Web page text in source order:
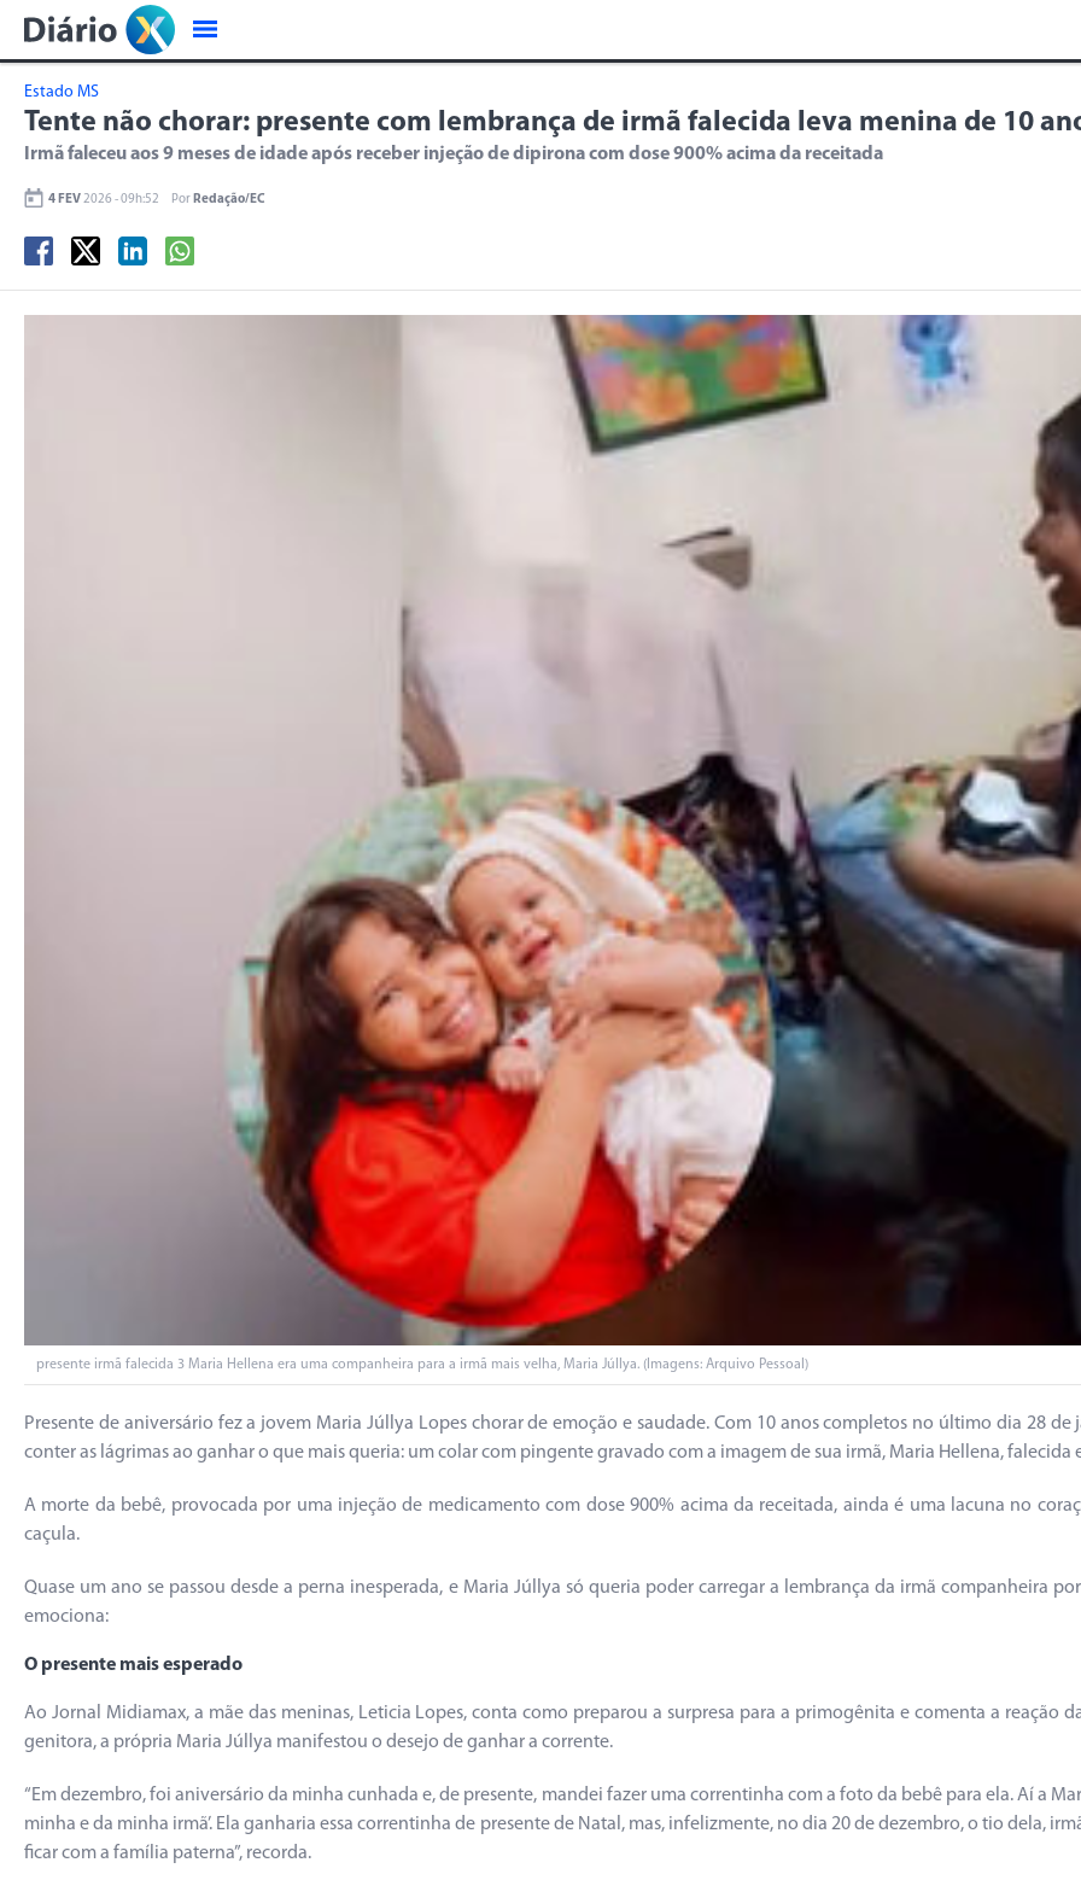
Estado MS
Tente não chorar: presente com lembrança de irmã falecida leva menina de 10
Irmã faleceu aos 9 meses de idade após receber injeção de dipirona com dose 900% acima da receitada
4 FEV2026 - 09h:52 Por Redação/EC
presente irmã falecida 3 Maria Hellena era uma companheira para a irmã mais velha, Maria Júllya. (Imagens: Arquivo Pessoal)
Presente de aniversário fez a jovem Maria Júllya Lopes chorar de emoção e saudade. Com 10 anos completos no último dia 28
conter as lágrimas ao ganhar o que mais queria: um colar com pingente gravado com a imagem de sua irmã, Maria Hellena, falecida
A morte da bebê, provocada por uma injeção de medicamento com dose 900% acima da receitada, ainda é uma lacuna no
caçula.
Quase um ano se passou desde a perna inesperada, e Maria Júllya só queria poder carregar a lembrança da irmã companheira
emociona:
O presente mais esperado
Ao Jornal Midiamax, a mãe das meninas, Leticia Lopes, conta como preparou a surpresa para a primogênita e comenta a reação
genitora, a própria Maria Júllya manifestou o desejo de ganhar a corrente.
“Em dezembro, foi aniversário da minha cunhada e, de presente, mandei fazer uma correntinha com a foto da bebê para ela. Aí a
minha e da minha irmã’. Ela ganharia essa correntinha de presente de Natal, mas, infelizmente, no dia 20 de dezembro, o tio dela,
ficar com a família paterna”, recorda.